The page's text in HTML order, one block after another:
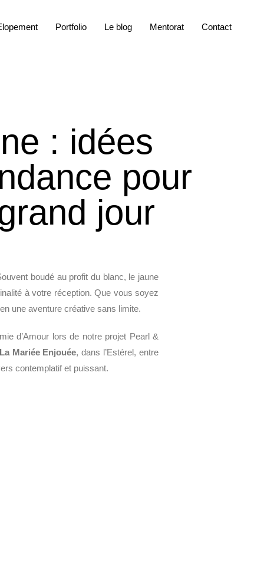
Portfolio Le blog Mentorat Contact
: idées
pour
jour
boudé au profit du blanc, le jaune
à votre réception. Que vous soyez
une aventure créative sans limite.
d’Amour lors de notre projet Pearl &
Mariée Enjouée, dans l’Estérel, entre
contemplatif et puissant.